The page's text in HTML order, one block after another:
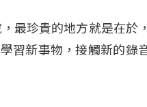
最珍貴的地方就是在於，
習新事物，接觸新的錄